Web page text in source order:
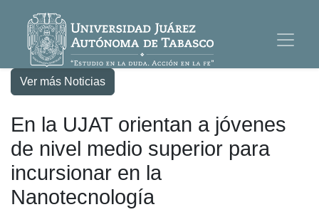
Ver más Noticias
En la UJAT orientan a jóvenes
de nivel medio superior para
incursionar en la
Nanotecnología